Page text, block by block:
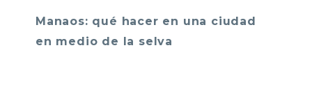
Manaos: qué hacer en una ciudad
en medio de la selva